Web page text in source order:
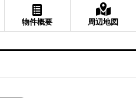
物件概要 周辺地図